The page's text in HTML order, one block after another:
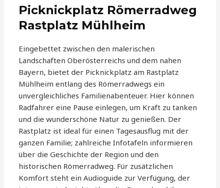
Picknickplatz Römerradweg
Rastplatz Mühlheim
Eingebettet zwischen den malerischen
Landschaften Oberösterreichs und dem nahen
Bayern, bietet der Picknickplatz am Rastplatz
Mühlheim entlang des Römerradwegs ein
unvergleichliches Familienabenteuer. Hier können
Radfahrer eine Pause einlegen, um Kraft zu tanken
und die wunderschöne Natur zu genießen. Der
Rastplatz ist ideal für einen Tagesausflug mit der
ganzen Familie; zahlreiche Infotafeln informieren
über die Geschichte der Region und den
historischen Römerradweg. Für zusätzlichen
Komfort steht ein Audioguide zur Verfügung, der